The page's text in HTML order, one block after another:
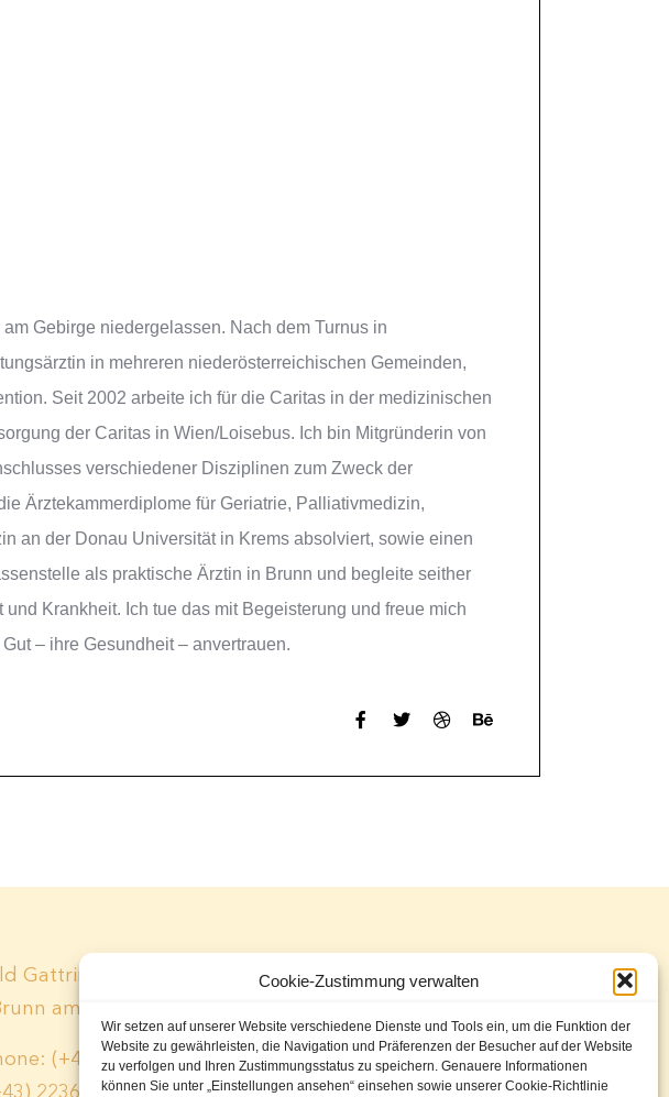
Cookie-Zustimmung verwalten
Wir setzen auf unserer Website verschiedene Dienste und Tools ein, um die Funktion der
Website zu gewährleisten, die Navigation und Präferenzen der Besucher auf der Website
zu verfolgen und Ihren Zustimmungsstatus zu speichern. Genauere Informationen
können Sie unter „Einstellungen ansehen“ einsehen sowie unserer Cookie-Richtlinie
Gebirge niedergelassen. Nach dem Turnus in
in mehreren niederösterreichischen Gemeinden,
Seit 2002 arbeite ich für die Caritas in der medizinischen
der Caritas in Wien/Loisebus. Ich bin Mitgründerin von
verschiedener Disziplinen zum Zweck der
Ärztekammerdiplome für Geriatrie, Palliativmedizin,
an der Donau Universität in Krems absolviert, sowie einen
als praktische Ärztin in Brunn und begleite seither
Krankheit. Ich tue das mit Begeisterung und freue mich
– ihre Gesundheit – anvertrauen.
Gattringerstr. 77/11
am Gebirge
(+43) 2236 / 311 344
2236 / 311 344 20